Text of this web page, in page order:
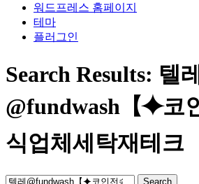
워드프레스 홈페이지
테마
플러그인
Search Results: 텔
@fundwash【⯌코
식업체세탁재테크
Search